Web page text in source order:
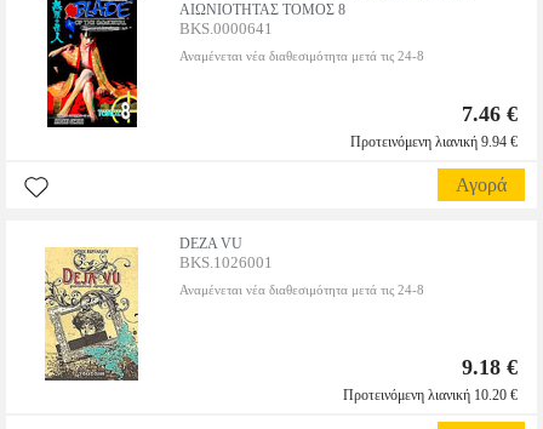
ΑΙΩΝΙΟΤΗΤΑΣ ΤΟΜΟΣ 8
BKS.0000641
Αναμένεται νέα διαθεσιμότητα μετά τις 24-8
7.46 €
Προτεινόμενη λιανική 9.94 €
Αγορά
DEZA VU
BKS.1026001
Αναμένεται νέα διαθεσιμότητα μετά τις 24-8
9.18 €
Προτεινόμενη λιανική 10.20 €